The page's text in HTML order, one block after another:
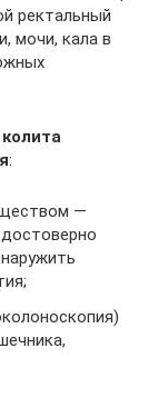
ректальный
мочи, кала в
:
—